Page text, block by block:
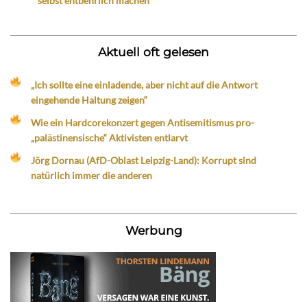
Aktuell oft gelesen
„Ich sollte eine einladende, aber nicht auf die Antwort
eingehende Haltung zeigen“
Wie ein Hardcorekonzert gegen Antisemitismus pro-
„palästinensische“ Aktivisten entlarvt
Jörg Dornau (AfD-Oblast Leipzig-Land): Korrupt sind
natürlich immer die anderen
Werbung